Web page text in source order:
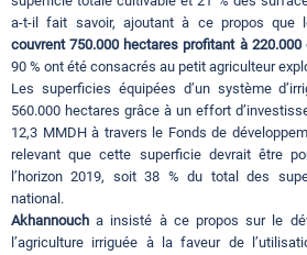
a-t-il fait savoir, ajoutant à ce propos que
couvrent 750.000 hectares profitant à
90 % ont été consacrés au petit agriculteur
Les superficies équipées d’un système
560.000 hectares grâce à un effort
12,3 MMDH à travers le Fonds de
relevant que cette superficie devrait être
l’horizon 2019, soit 38 % du total des
national.
Akhannouch a insisté à ce propos sur le
l’agriculture irriguée à la faveur de